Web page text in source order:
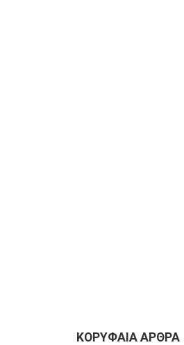
ΚΟΡΥΦΑΙΑ ΑΡΘΡΑ